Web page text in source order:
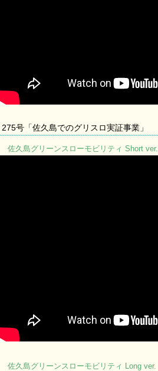
275号「佐久島でのグリスロ実証事業」
佐久島グリーンスローモビリティ Short ver.
佐久島グリーンスローモビリティ Long ver.